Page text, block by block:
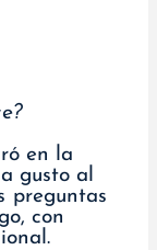
en la
gusto al
preguntas
con